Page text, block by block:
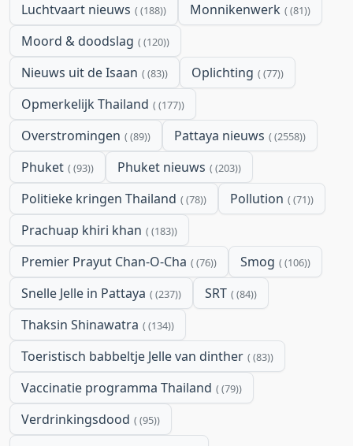
Luchtvaart nieuws (188) Monnikenwerk (81)
Moord & doodslag (120)
Nieuws uit de Isaan (83) Oplichting (77)
Opmerkelijk Thailand (177)
Overstromingen (89) Pattaya nieuws (2558)
Phuket (93) Phuket nieuws (203)
Politieke kringen Thailand (78) Pollution (71)
Prachuap khiri khan (183)
Premier Prayut Chan-O-Cha (76) Smog (106)
Snelle Jelle in Pattaya (237) SRT (84)
Thaksin Shinawatra (134)
Toeristisch babbeltje Jelle van dinther (83)
Vaccinatie programma Thailand (79)
Verdrinkingsdood (95)